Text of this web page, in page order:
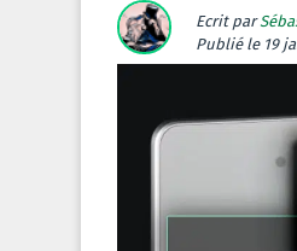
Ecrit par
Publié le 19